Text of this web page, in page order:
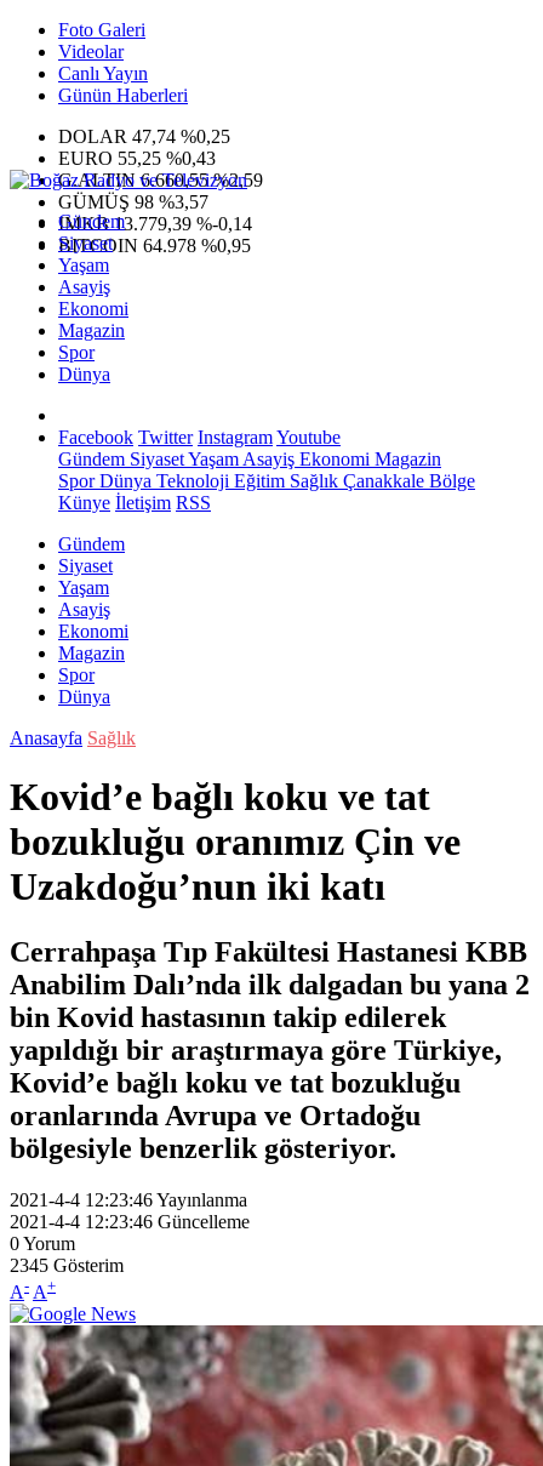
Foto Galeri
Videolar
Canlı Yayın
Günün Haberleri
DOLAR 47,74 %0,25
EURO 55,25 %0,43
G.ALTIN6.660,55 %2,59
GÜMÜŞ 98 %3,57
IMKB13.779,39 %-0,14
BITCOIN 64.978 %0,95
Gündem
Siyaset
Yaşam
Asayiş
Ekonomi
Magazin
Spor
Dünya
Facebook Twitter InstagramYoutube
Gündem SiyasetYaşam Asayiş Ekonomi Magazin
SporDünya Teknoloji Eğitim Sağlık Çanakkale Bölge
Künye İletişim RSS
Gündem
Siyaset
Yaşam
Asayiş
Ekonomi
Magazin
Spor
Dünya
Anasayfa Sağlık
Kovid’e bağlı koku ve tat
bozukluğu oranımız Çin ve
Uzakdoğu’nun iki katı
Cerrahpaşa Tıp Fakültesi Hastanesi KBB
Anabilim Dalı’nda ilk dalgadan bu yana 2
bin Kovid hastasının takip edilerek
yapıldığı bir araştırmaya göre Türkiye,
Kovid’e bağlı koku ve tat bozukluğu
oranlarında Avrupa ve Ortadoğu
bölgesiyle benzerlik gösteriyor.
2021-4-4 12:23:46Yayınlanma
2021-4-4 12:23:46 Güncelleme
0Yorum
2345 Gösterim
A- A+